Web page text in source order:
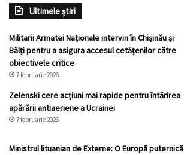
Ultimele știri
Militarii Armatei Naționale intervin în Chișinău și
Bălți pentru a asigura accesul cetățenilor către
obiectivele critice
7 februarie 2026
Zelenski cere acţiuni mai rapide pentru întărirea
apărării antiaeriene a Ucrainei
7 februarie 2026
Ministrul lituanian de Externe: O Europă puternică